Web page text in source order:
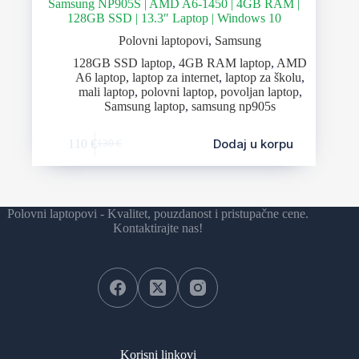
Samsung NP905S | AMD A6-1450 | 4GB RAM |
128GB SSD | 13.3″ Laptop | Windows 10
Polovni laptopovi, Samsung
128GB SSD laptop,4GB RAM laptop, AMD
A6 laptop,laptop za internet,laptop za školu,
mali laptop, polovni laptop, povoljan laptop,
Samsung laptop,samsung np905s
110 € Dodaj u korpu
Polovni laptopovi - Kvalitet, pouzdanost i pristupačne cene.
Kontaktirajte nas!
Korisni linkovi